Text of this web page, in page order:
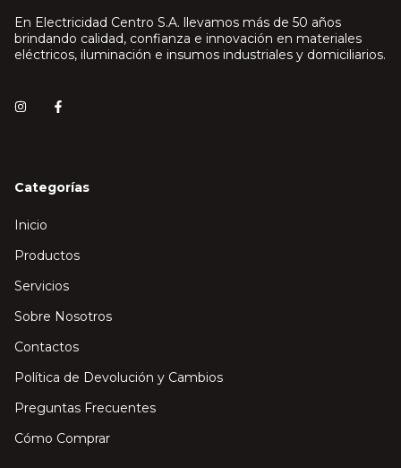
En Electricidad Centro S.A. llevamos más de 50 años
brindando calidad, confianza e innovación en materiales
eléctricos, iluminación e insumos industriales y domiciliarios.
Categorías
Inicio
Productos
Servicios
Sobre Nosotros
Contactos
Política de Devolución y Cambios
Preguntas Frecuentes
Cómo Comprar